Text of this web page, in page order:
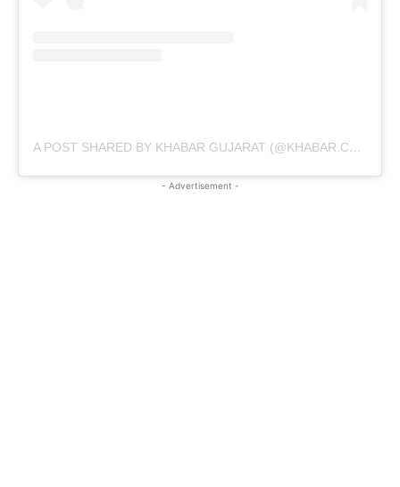
A POST SHARED BY KHABAR GUJARAT (@KHABAR.COMMUNICATION)
- Advertisement -